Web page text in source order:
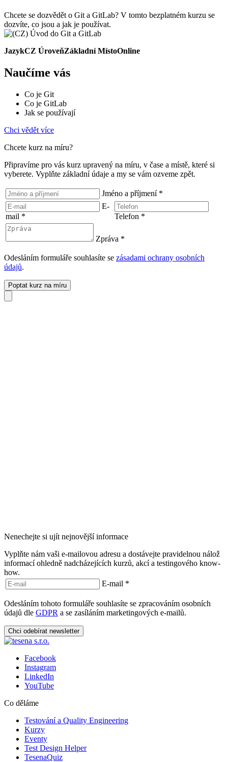
Chcete se dozvědět o Git a GitLab? V tomto bezplatném kurzu se
dozvíte, co jsou a jak je používat.
JazykCZ ÚroveňZákladní MístoOnline
Naučíme vás
Co je Git
Co je GitLab
Jak se používají
Chci vědět více
Chcete kurz na míru?
Připravíme pro vás kurz upravený na míru, v čase a místě, které si
vyberete. Vyplňte základní údaje a my se vám ozveme zpět.
Jméno a příjmení *
E-
mail * Telefon *
Zpráva *
Odesláním formuláře souhlasíte se zásadami ochrany osobních
údajů.
Poptat kurz na míru
Nenechejte si ujít nejnovější informace
Vyplňte nám vaši e-mailovou adresu a dostávejte pravidelnou nálož
informací ohledně nadcházejících kurzů, akcí a testingového know-
how.
E-mail *
Odesláním tohoto formuláře souhlasíte se zpracováním osobních
údajů dle GDPR a se zasíláním marketingových e-mailů.
Chci odebírat newsletter
Facebook
Instagram
LinkedIn
YouTube
Co děláme
Testování a Quality Engineering
Kurzy
Eventy
Test Design Helper
TesenaQuiz